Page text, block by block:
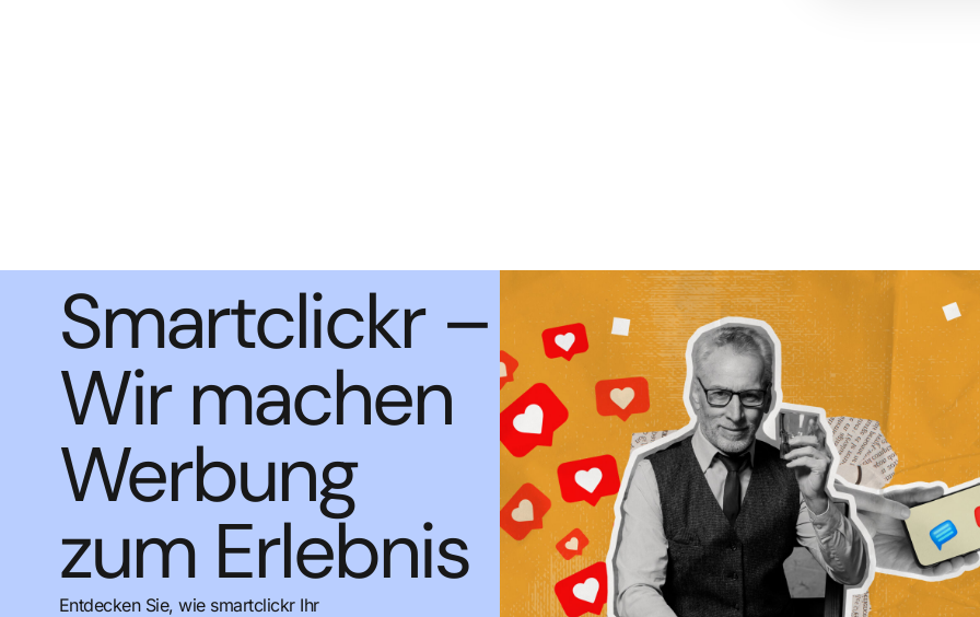
Smartclickr –
Wir machen
Werbung
zum Erlebnis
Entdecken Sie, wie smartclickr Ihr